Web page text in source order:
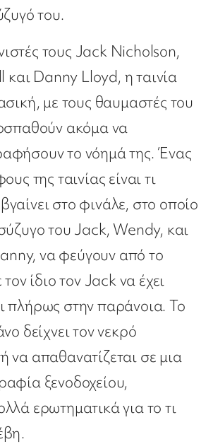
του.
τους Jack Nicholson,
Danny Lloyd, η ταινία
με τους θαυμαστές του
ακόμα να
το νόημά της. Ένας
της ταινίας είναι τι
στο φινάλε, στο οποίο
του Jack, Wendy, και
να φεύγουν από το
ίδιο τον Jack να έχει
πλήρως στην παράνοια. Το
δείχνει τον νεκρό
να απαθανατίζεται σε μια
ξενοδοχείου,
ερωτηματικά για το τι